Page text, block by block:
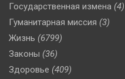
Государственная измена (4)
Гуманитарная миссия (3)
Жизнь (6799)
Законы (36)
Здоровье (409)